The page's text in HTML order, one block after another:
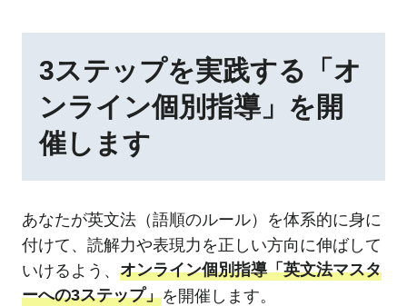
3ステップを実践する「オ
ンライン個別指導」を開
催します
あなたが英文法（語順のルール）を体系的に身に
付けて、読解力や表現力を正しい方向に伸ばして
いけるよう、 オンライン個別指導「英文法マスタ
ーへの3ステップ」を開催します。